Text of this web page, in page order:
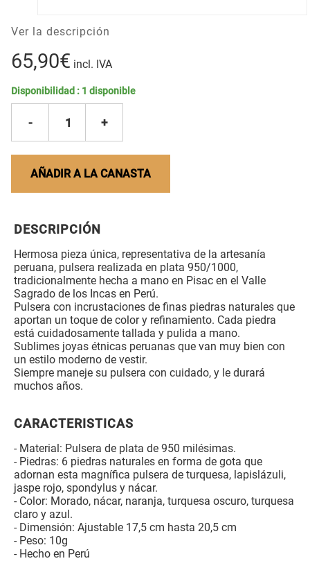
Ver la descripción
65,90€ incl. IVA
Disponibilidad : 1 disponible
- 1 +
AÑADIR A LA CANASTA
DESCRIPCIÓN
Hermosa pieza única, representativa de la artesanía
peruana, pulsera realizada en plata 950/1000,
tradicionalmente hecha a mano en Pisac en el Valle
Sagrado de los Incas en Perú.
Pulsera con incrustaciones de finas piedras naturales que
aportan un toque de color y refinamiento. Cada piedra
está cuidadosamente tallada y pulida a mano.
Sublimes joyas étnicas peruanas que van muy bien con
un estilo moderno de vestir.
Siempre maneje su pulsera con cuidado, y le durará
muchos años.
CARACTERISTICAS
- Material: Pulsera de plata de 950 milésimas.
- Piedras: 6 piedras naturales en forma de gota que
adornan esta magnífica pulsera de turquesa, lapislázuli,
jaspe rojo, spondylus y nácar.
- Color: Morado, nácar, naranja, turquesa oscuro, turquesa
claro y azul.
- Dimensión: Ajustable 17,5 cm hasta 20,5 cm
- Peso: 10g
- Hecho en Perú